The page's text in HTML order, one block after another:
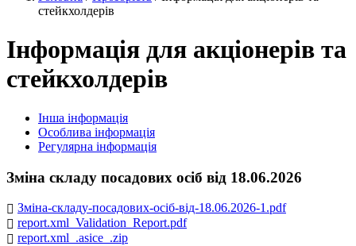
стейкхолдерів
Інформація для акціонерів та
стейкхолдерів
Інша інформація
Особлива інформація
Регулярна інформація
Зміна складу посадових осіб від 18.06.2026
Зміна-складу-посадових-осіб-від-18.06.2026-1.pdf
report.xml_Validation_Report.pdf
report.xml_.asice_.zip